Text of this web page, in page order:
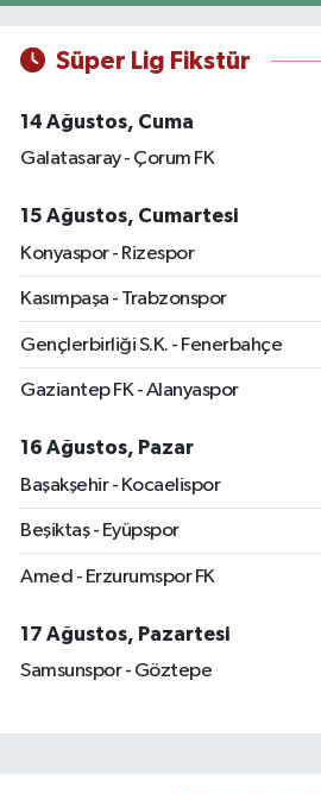
Süper Lig Fikstür
14 Ağustos, Cuma
Galatasaray - Çorum FK
15 Ağustos, Cumartesi
Konyaspor - Rizespor
Kasımpaşa - Trabzonspor
Gençlerbirliği S.K. - Fenerbahçe
Gaziantep FK - Alanyaspor
16 Ağustos, Pazar
Başakşehir - Kocaelispor
Beşiktaş - Eyüpspor
Amed - Erzurumspor FK
17 Ağustos, Pazartesi
Samsunspor - Göztepe